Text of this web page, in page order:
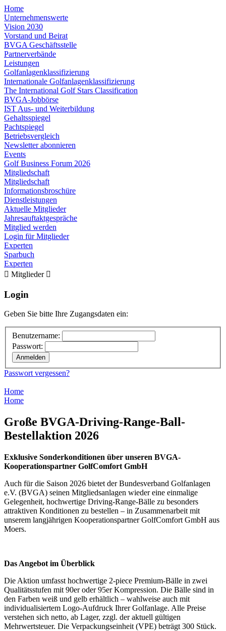
Home
Unternehmenswerte
Vision 2030
Vorstand und Beirat
BVGA Geschäftsstelle
Partnerverbände
Leistungen
Golfanlagenklassifizierung
Internationale Golfanlagenklassifizierung
The International Golf Stars Classification
BVGA-Jobbörse
IST Aus- und Weiterbildung
Gehaltsspiegel
Pachtspiegel
Betriebsvergleich
Newsletter abonnieren
Events
Golf Business Forum 2026
Mitgliedschaft
Mitgliedschaft
Informationsbroschüre
Dienstleistungen
Aktuelle Mitglieder
Jahresauftaktgespräche
Mitglied werden
Login für Mitglieder
Experten
Sparbuch
Experten
 Mitglieder 
Login
Geben Sie bitte Ihre Zugangsdaten ein:
Benutzername:
Passwort:
Passwort vergessen?
Home
Home
Große BVGA-Driving-Range-Ball-
Bestellaktion 2026
Exklusive Sonderkonditionen über unseren BVGA-
Kooperationspartner GolfComfort GmbH
Auch für die Saison 2026 bietet der Bundesverband Golfanlagen
e.V. (BVGA) seinen Mitgliedsanlagen wieder eine einmalige
Gelegenheit, hochwertige Driving-Range-Bälle zu besonders
attraktiven Konditionen zu bestellen – in Zusammenarbeit mit
unserem langjährigen Kooperationspartner GolfComfort GmbH aus
Moers.
Das Angebot im Überblick
Die Aktion umfasst hochwertige 2-piece Premium-Bälle in zwei
Qualitätsstufen mit 90er oder 95er Kompression. Die Bälle sind in
den Farben weiß und gelb erhältlich – wahlweise auch mit
individualisiertem Logo-Aufdruck Ihrer Golfanlage. Alle Preise
verstehen sich netto, ab Lager, zzgl. der aktuell gültigen
Mehrwertsteuer. Die Verpackungseinheit (VPE) beträgt 300 Stück.